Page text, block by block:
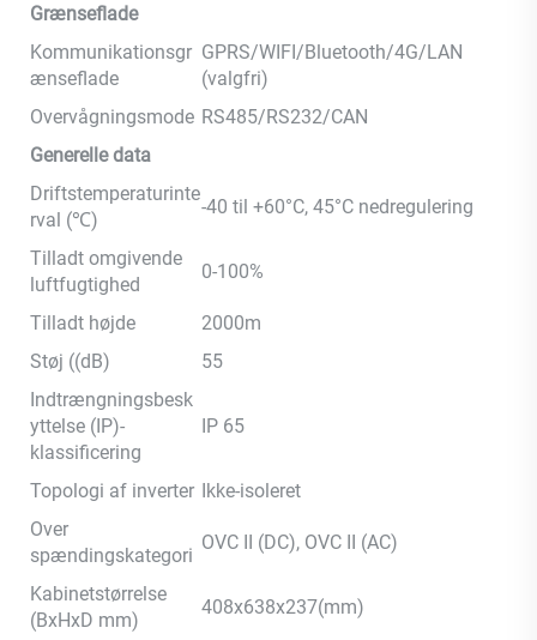
Grænseflade
Kommunikationsgr
ænseflade
GPRS/WIFI/Bluetooth/4G/LAN
(valgfri)
Overvågningsmode RS485/RS232/CAN
Generelle data
Driftstemperaturinte
rval (℃)
-40 til +60°C, 45°C nedregulering
Tilladt omgivende
luftfugtighed
0-100%
Tilladt højde
2000m
Støj ((dB)
55
Indtrængningsbesk
yttelse (IP)-
klassificering
IP 65
Topologi af inverter Ikke-isoleret
Over
spændingskategori
OVC II (DC), OVC II (AC)
Kabinetstørrelse
(BxHxD mm)
408x638x237(mm)